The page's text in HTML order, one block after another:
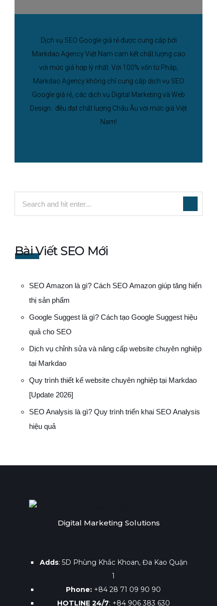
Dịch vụ SEO Google giá rẻ được cung cấp bởi
Markdao Agency Việt Nam cam kết chất lượng cao
với mức giá hợp lý nhất. Với 100% vốn từ Pháp,
Markdao Agency không chỉ cung cấp dịch vụ SEO
Google giá rẻ, các dịch vụ Digital Marketing và Web
Design.. đều đạt chất lượng Châu Âu với mức giá Việt
Nam!
Bài Viết SEO Mới
SEO Amazon là gì? Cách SEO Amazon giúp tăng hiển
thị sản phẩm
Google Suggest là gì? Cách tạo Google Suggest hiệu
quả cho SEO
Dịch vụ chỉnh sửa và nâng cấp website chuyên nghiệp
tại Markdao
Quy trình thiết kế website chuyên nghiệp tại Markdao
[Update 2026]
SEO Analysis là gì? Quy trình triển khai SEO Analysis
hiệu quả
Digital Marketing Solutions
Adds: 5D Phùng Khắc Khoan, Đa Kao Quận
1
Phone: +84 28 71 09 90 90
HOTLINE 24/7: +84 906 383 630